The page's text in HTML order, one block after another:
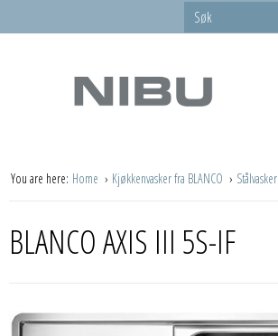
You are here: Home Kjøkkenvasker fra BLANCO Stålvasker
BLANCO AXIS III 5S-IF